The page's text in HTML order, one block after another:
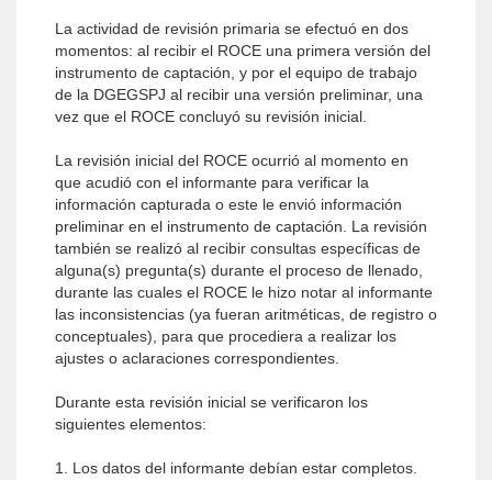
La actividad de revisión primaria se efectuó en dos
momentos: al recibir el ROCE una primera versión del
instrumento de captación, y por el equipo de trabajo
de la DGEGSPJ al recibir una versión preliminar, una
vez que el ROCE concluyó su revisión inicial.
La revisión inicial del ROCE ocurrió al momento en
que acudió con el informante para verificar la
información capturada o este le envió información
preliminar en el instrumento de captación. La revisión
también se realizó al recibir consultas específicas de
alguna(s) pregunta(s) durante el proceso de llenado,
durante las cuales el ROCE le hizo notar al informante
las inconsistencias (ya fueran aritméticas, de registro o
conceptuales), para que procediera a realizar los
ajustes o aclaraciones correspondientes.
Durante esta revisión inicial se verificaron los
siguientes elementos:
1. Los datos del informante debían estar completos.